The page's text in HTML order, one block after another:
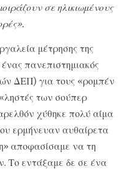
σε ηλικιωμένους
μέτρησης της
ένας πανεπιστημιακός
ΔΕΠ) για τους «ρομπέν
των σούπερ
χύθηκε πολύ αίμα
ερμήνευαν αυθαίρετα
αποφασίσαμε να τη
Το εντάξαμε δε σε ένα